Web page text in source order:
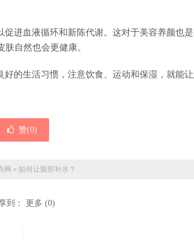
进血液循环和新陈代谢。这对于美容养颜也是
自然也会更健康。
的生活习惯，注意饮食、运动和保湿，就能
赞(0)
网 » 如何让脸部补水？
到： 更多 (0)